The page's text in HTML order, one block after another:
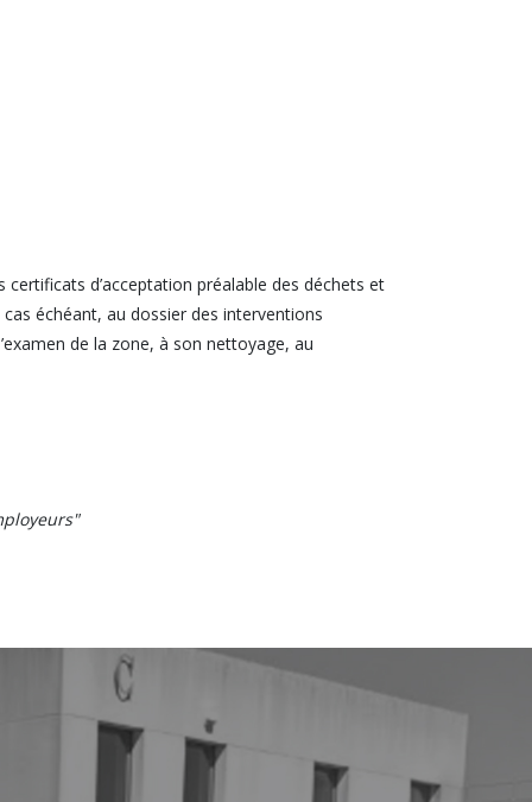
d’acceptation préalable des déchets et
échéant, au dossier des interventions
de la zone, à son nettoyage, au